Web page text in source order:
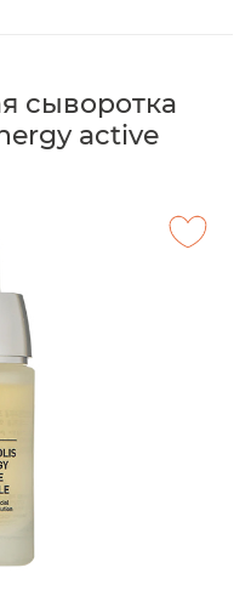
сыворотка
active